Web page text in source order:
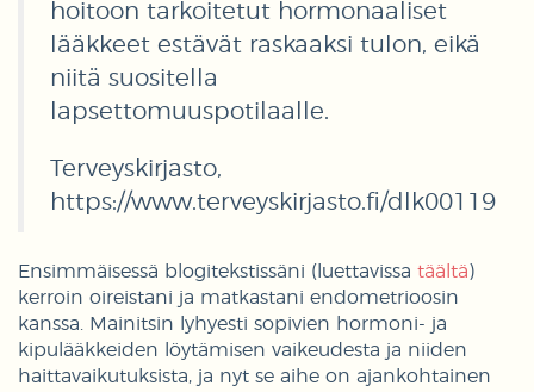
hoitoon tarkoitetut hormonaaliset
lääkkeet estävät raskaaksi tulon, eikä
niitä suositella
lapsettomuuspotilaalle.
Terveyskirjasto,
https://www.terveyskirjasto.fi/dlk00119​​
Ensimmäisessä blogitekstissäni (luettavissa täältä)
kerroin oireistani ja matkastani endometrioosin
kanssa. Mainitsin lyhyesti sopivien hormoni- ja
kipulääkkeiden löytämisen vaikeudesta ja niiden
haittavaikutuksista, ja nyt se aihe on ajankohtainen